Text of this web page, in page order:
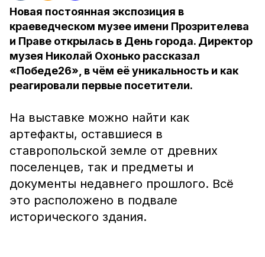
Новая постоянная экспозиция в
краеведческом музее имени Прозрителева
и Праве открылась в День города. Директор
музея Николай Охонько рассказал
«Победе26», в чём её уникальность и как
реагировали первые посетители.
На выставке можно найти как
артефакты, оставшиеся в
ставропольской земле от древних
поселенцев, так и предметы и
документы недавнего прошлого. Всё
это расположено в подвале
исторического здания.